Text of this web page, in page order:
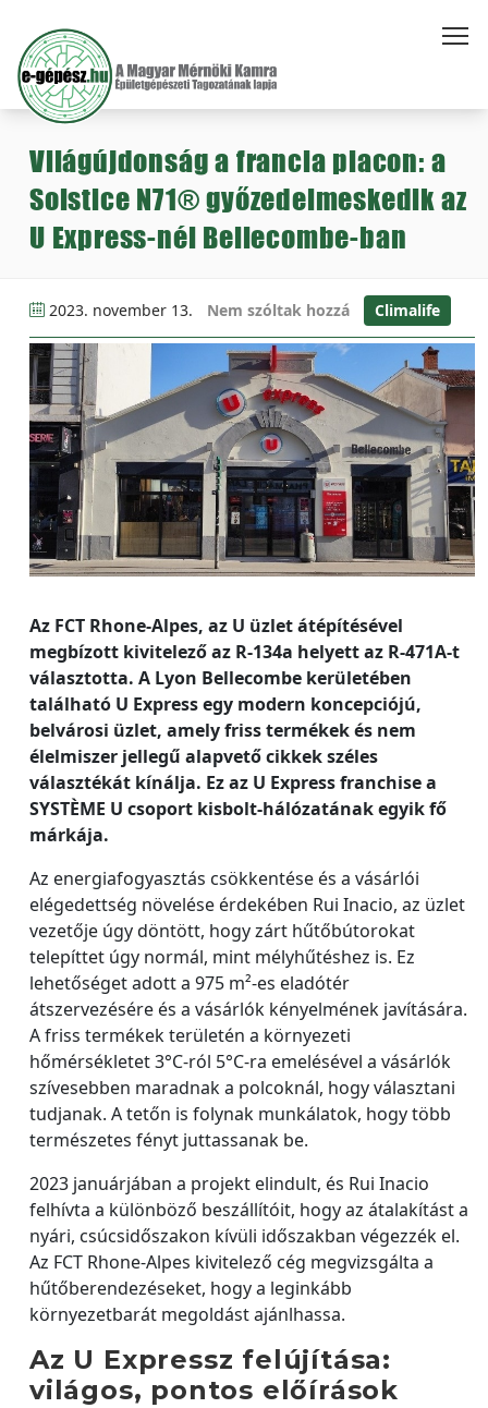
Világújdonság a francia piacon: a
Solstice N71® győzedelmeskedik az
U Express-nél Bellecombe-ban
2023. november 13. Nem szóltak hozzá Climalife
Az FCT Rhone-Alpes, az U üzlet átépítésével
megbízott kivitelező az R-134a helyett az R-471A-t
választotta. A Lyon Bellecombe kerületében
található U Express egy modern koncepciójú,
belvárosi üzlet, amely friss termékek és nem
élelmiszer jellegű alapvető cikkek széles
választékát kínálja. Ez az U Express franchise a
SYSTÈME U csoport kisbolt-hálózatának egyik fő
márkája.
Az energiafogyasztás csökkentése és a vásárlói
elégedettség növelése érdekében Rui Inacio, az üzlet
vezetője úgy döntött, hogy zárt hűtőbútorokat
telepíttet úgy normál, mint mélyhűtéshez is. Ez
lehetőséget adott a 975 m²-es eladótér
átszervezésére és a vásárlók kényelmének javítására.
A friss termékek területén a környezeti
hőmérsékletet 3°C-ról 5°C-ra emelésével a vásárlók
szívesebben maradnak a polcoknál, hogy választani
tudjanak. A tetőn is folynak munkálatok, hogy több
természetes fényt juttassanak be.
2023 januárjában a projekt elindult, és Rui Inacio
felhívta a különböző beszállítóit, hogy az átalakítást a
nyári, csúcsidőszakon kívüli időszakban végezzék el.
Az FCT Rhone-Alpes kivitelező cég megvizsgálta a
hűtőberendezéseket, hogy a leginkább
környezetbarát megoldást ajánlhassa.
Az U Expressz felújítása:
világos, pontos előírások